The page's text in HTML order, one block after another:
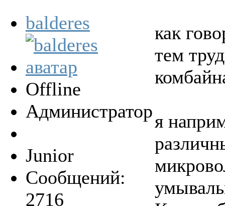
balderes
Offline
Администратор
Junior
Сообщений:
2716
как
тем
я